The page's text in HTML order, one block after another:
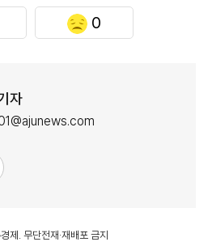
0
자
. 무단전재·재배포 금지